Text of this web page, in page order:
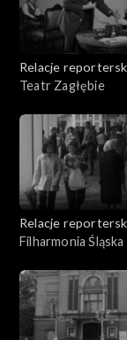
Relacje
Teatr Zagłębie
Relacje
Filharmonia